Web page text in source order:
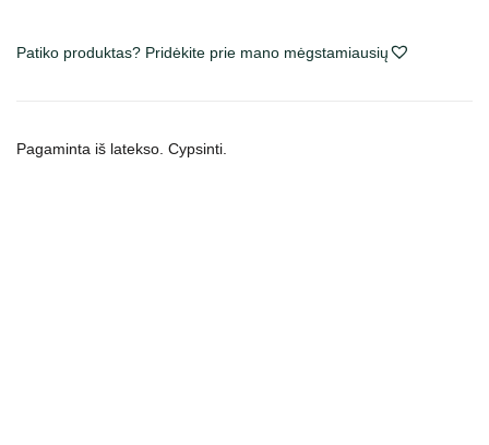
vištytė,
Patiko produktas? Pridėkite prie mano mėgstamiausių
Pagaminta iš latekso. Cypsinti.